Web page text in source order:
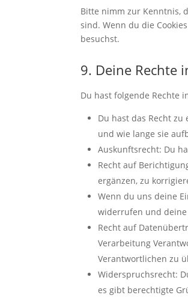
Bitte nimm zur Kenntnis,
sind. Wenn du die
besuchst.
9. Deine Rechte
Du hast folgende Rechte
Du hast das Recht
und wie lange sie
Auskunftsrecht: Du
Recht auf
ergänzen, zu
Wenn du uns deine
widerrufen und deine
Recht auf
Verarbeitung
Verantwortlichen zu
Widerspruchsrecht:
es gibt berechtigte